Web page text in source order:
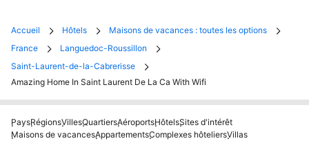
Accueil Hôtels
Maisons de vacances : toutes les options
France
Languedoc-Roussillon
Saint-Laurent-de-la-Cabrerisse
Amazing Home In Saint Laurent De La Ca With Wifi
PaysRégionsVillesQuartiersAéroportsHôtelsSites d'intérêt
Maisons de vacancesAppartementsComplexes hôteliersVillas